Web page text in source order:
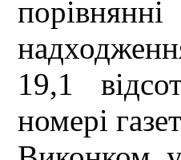
19,1
номері